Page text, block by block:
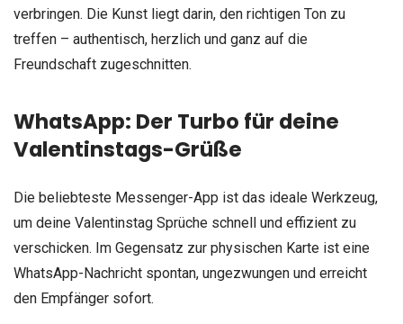
verbringen. Die Kunst liegt darin, den richtigen Ton zu
treffen – authentisch, herzlich und ganz auf die
Freundschaft zugeschnitten.
WhatsApp: Der Turbo für deine
Valentinstags-Grüße
Die beliebteste Messenger-App ist das ideale Werkzeug,
um deine Valentinstag Sprüche schnell und effizient zu
verschicken. Im Gegensatz zur physischen Karte ist eine
WhatsApp-Nachricht spontan, ungezwungen und erreicht
den Empfänger sofort.